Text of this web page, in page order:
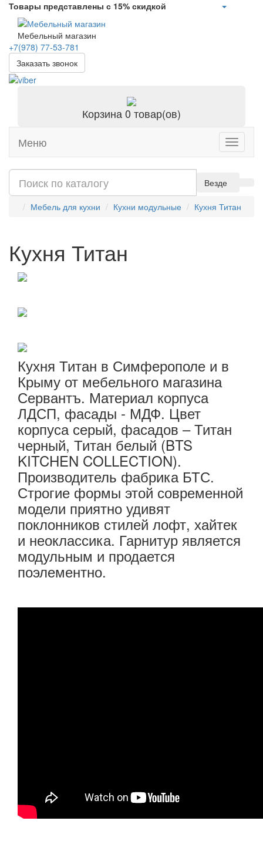
Товары представлены с 15% скидкой
Мебельный магазин
+7(978) 77-53-781
Заказать звонок
Корзина0 товар(ов)
Toggle
Меню
Везде
Мебель для кухни Кухни модульные Кухня Титан
Кухня Титан
Кухня Титан в Симферополе и в
Крыму от мебельного магазина
Сервантъ. Материал корпуса
ЛДСП, фасады - МДФ. Цвет
корпуса серый, фасадов – Титан
черный, Титан белый (BTS
KITCHEN COLLECTION).
Производитель фабрика БТС.
Строгие формы этой современной
модели приятно удивят
поклонников стилей лофт, хайтек
и неоклассика. Гарнитур является
модульным и продается
поэлементно.